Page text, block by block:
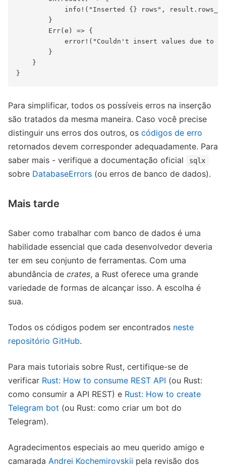
info!("Inserted {} rows",
        }
        Err(e) => {
error!("Couldn't insert values due to
        }
    }
Para simplificar, todos os possíveis erros na inserção
são tratados da mesma maneira. Caso você precise
distinguir uns erros dos outros, os códigos de erro
retornados devem corresponder adequadamente. Para
saber mais - verifique a documentação oficial
sqlx
sobre DatabaseErrors (ou erros de banco de dados).
Mais tarde
Saber como trabalhar com banco de dados é uma
habilidade essencial que cada desenvolvedor deveria
ter em seu conjunto de ferramentas. Com uma
abundância de crates, a Rust oferece uma grande
variedade de formas de alcançar isso. A escolha é
sua.
Todos os códigos podem ser encontrados neste
repositório GitHub.
Para mais tutoriais sobre Rust, certifique-se de
verificar Rust: How to consume REST API (ou Rust:
como consumir a API REST) e Rust: How to create
Telegram bot (ou Rust: como criar um bot do
Telegram).
Agradecimentos especiais ao meu querido amigo e
camarada Andrei Kochemirovskii pela revisão dos